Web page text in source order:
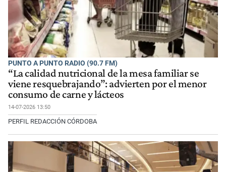
PUNTO A PUNTO RADIO (90.7 FM)
“La calidad nutricional de la mesa familiar se
viene resquebrajando”: advierten por el menor
consumo de carne y lácteos
14-07-2026 13:50
PERFIL REDACCIÓN CÓRDOBA